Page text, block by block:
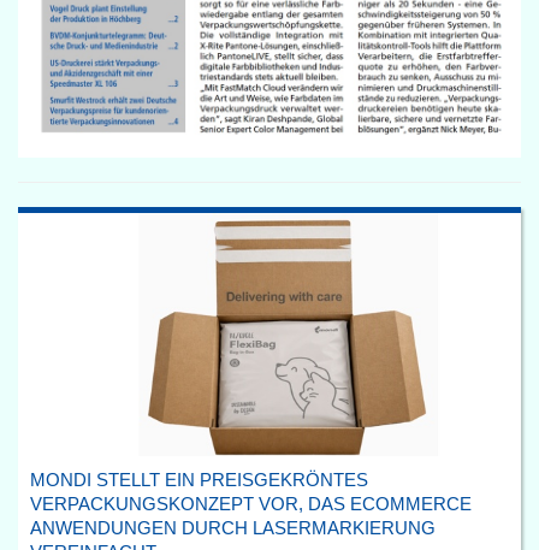
MONDI STELLT EIN PREISGEKRÖNTES
VERPACKUNGSKONZEPT VOR, DAS ECOMMERCE
ANWENDUNGEN DURCH LASERMARKIERUNG